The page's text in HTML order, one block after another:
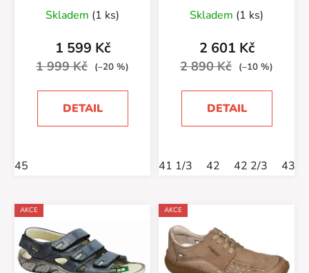
Skladem (1 ks)
1 599 Kč
1 999 Kč (–20 %)
DETAIL
45
Black/MGNT/Monument
Skladem (1 ks)
2 601 Kč
2 890 Kč (–10 %)
DETAIL
41 1/3 42 42 2/3 43
AKCE AKCE